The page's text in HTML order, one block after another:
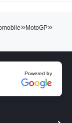
»MotoGP»
Powered by